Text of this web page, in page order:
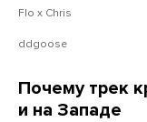
Flo x Chris
ddgoose
Почему трек
и на Западе